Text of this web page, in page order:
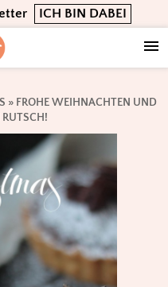
ICH BIN DABEI
» FROHE WEIHNACHTEN UND
RUTSCH!